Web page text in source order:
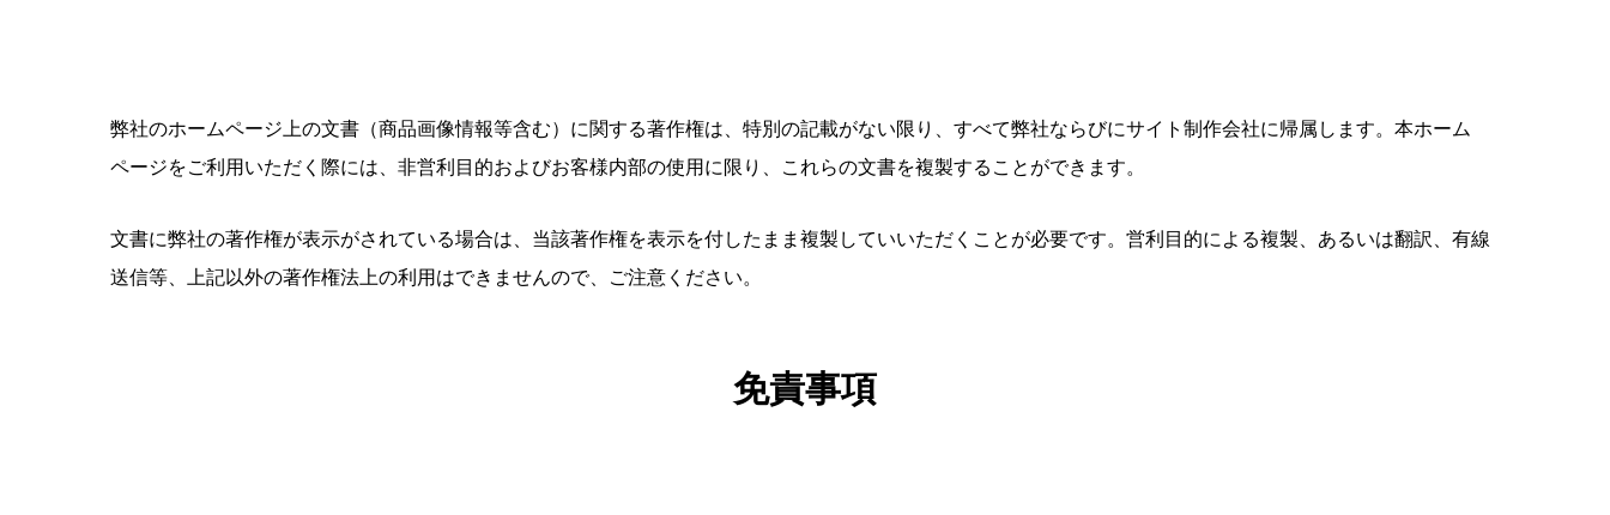
弊社のホームページ上の文書（商品画像情報等含む）に関する著作権は、特別の記載がない限り、すべて弊社ならびにサイト制作会社に帰属します。本ホーム
ページをご利用いただく際には、非営利目的およびお客様内部の使用に限り、これらの文書を複製することができます。
文書に弊社の著作権が表示がされている場合は、当該著作権を表示を付したまま複製していいただくことが必要です。営利目的による複製、あるいは翻訳、有線
送信等、上記以外の著作権法上の利用はできませんので、ご注意ください。
免責事項